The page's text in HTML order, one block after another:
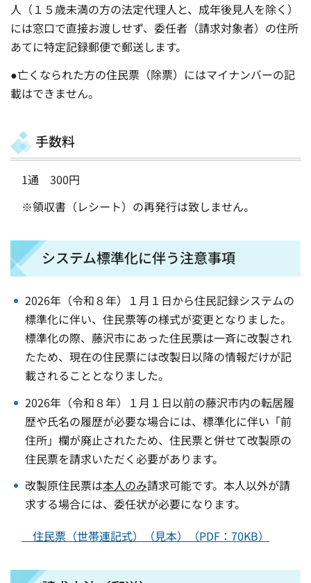
人（１５歳未満の方の法定代理人と、成年後見人を除く）
には窓口で直接お渡しせず、委任者（請求対象者）の住所
あてに特定記録郵便で郵送します。
●亡くなられた方の住民票（除票）にはマイナンバーの記
載はできません。
手数料
1通 300円
※領収書（レシート）の再発行は致しません。
システム標準化に伴う注意事項
2026年（令和８年）１月１日から住民記録システムの
標準化に伴い、住民票等の様式が変更となりました。
標準化の際、藤沢市にあった住民票は一斉に改製され
たため、現在の住民票には改製日以降の情報だけが記
載されることとなりました。
2026年（令和８年）１月１日以前の藤沢市内の転居履
歴や氏名の履歴が必要な場合には、標準化に伴い「前
住所」欄が廃止されたため、住民票と併せて改製原の
住民票を請求いただく必要があります。
改製原住民票は本人のみ請求可能です。本人以外が請
求する場合には、委任状が必要になります。
住民票（世帯連記式）（見本）（PDF：70KB）